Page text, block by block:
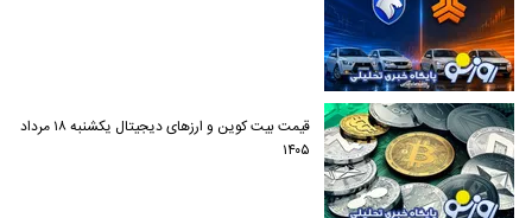
قیمت بیت کوین و ارز‌های دیجیتال یکشنبه ۱۸ مرداد
۱۴۰۵